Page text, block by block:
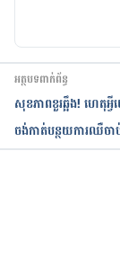
អត្ថបទពាក់ព័ន្ធ
សុខភាពខួរឆ្អឹង! ហេតុអ្វី
ចង់កាត់បន្ថយការឈឺចា